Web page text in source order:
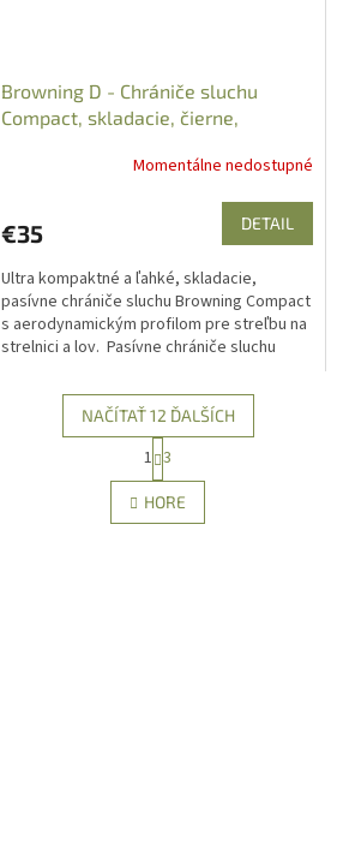
Browning D - Chrániče sluchu
Compact, skladacie, čierne,
Momentálne nedostupné
€35 DETAIL
Ultra kompaktné a ľahké, skladacie,
pasívne chrániče sluchu Browning Compact
s aerodynamickým profilom pre streľbu na
strelnici a lov. Pasívne chrániče sluchu
O
v
l
NAČÍTAŤ 12 ĎALŠÍCH
S
t
r
á
n
1 3
HORE